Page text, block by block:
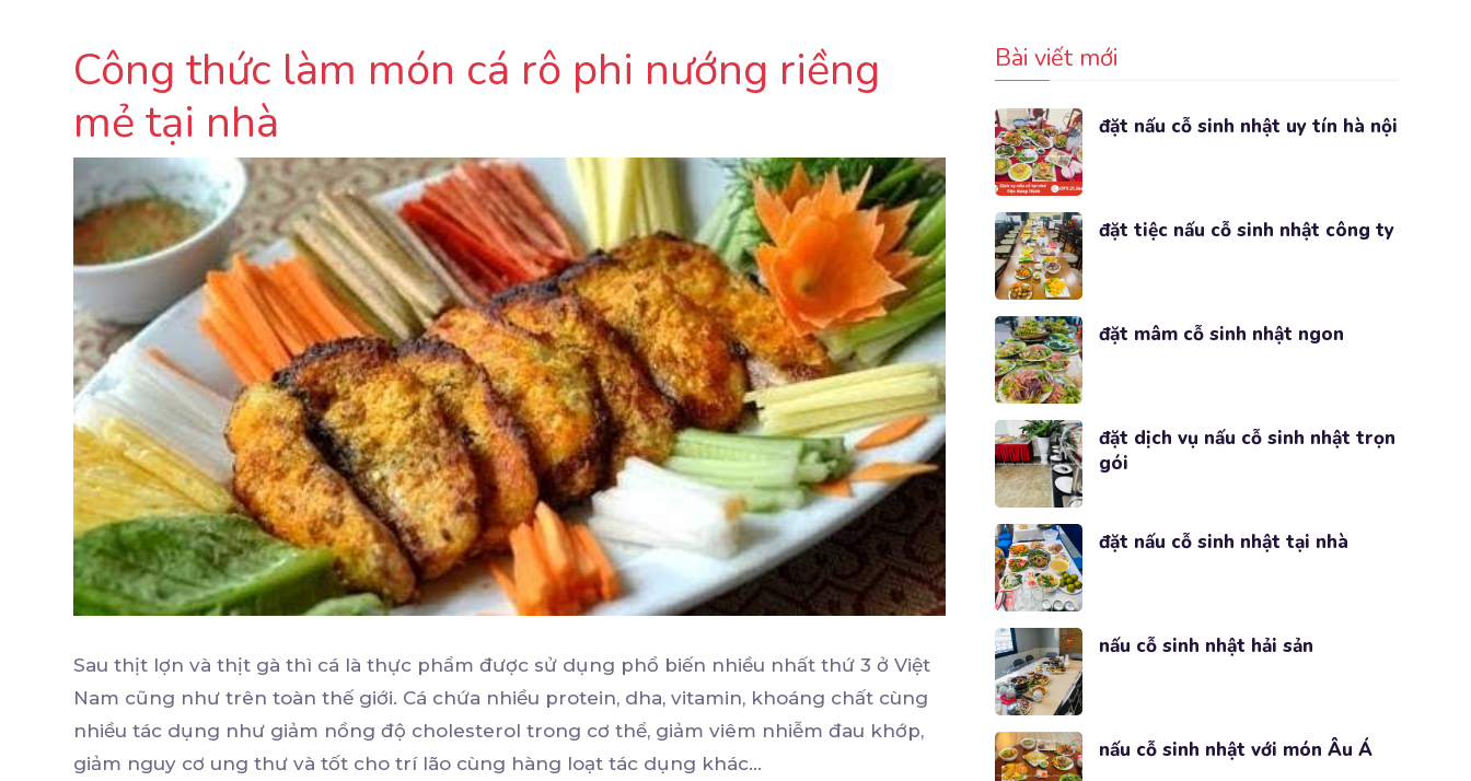
Công thức làm món cá rô phi nướng riềng
mẻ tại nhà
Sau thịt lợn và thịt gà thì cá là thực phẩm được sử dụng phổ biến nhiều nhất thứ 3 ở Việt
Nam cũng như trên toàn thế giới. Cá chứa nhiều protein, dha, vitamin, khoáng chất cùng
nhiều tác dụng như giảm nồng độ cholesterol trong cơ thể, giảm viêm nhiễm đau khớp,
giảm nguy cơ ung thư và tốt cho trí lão cùng hàng loạt tác dụng khác…
Bài viết mới
đặt nấu cỗ sinh nhật uy tín hà nội
đặt tiệc nấu cỗ sinh nhật công ty
đặt mâm cỗ sinh nhật ngon
đặt dịch vụ nấu cỗ sinh nhật trọn
gói
đặt nấu cỗ sinh nhật tại nhà
nấu cỗ sinh nhật hải sản
nấu cỗ sinh nhật với món Âu Á